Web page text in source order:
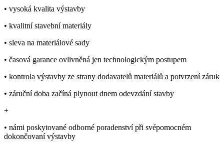
• vysoká kvalita výstavby
• kvalitní stavební materiály
• sleva na materiálové sady
• časová garance ovlivněná jen technologickým postupem
• kontrola výstavby ze strany dodavatelů materiálů a potvrzení záruk
• záruční doba začíná plynout dnem odevzdání stavby
+
• námi poskytované odborné poradenství při svépomocném
dokončovaní výstavby